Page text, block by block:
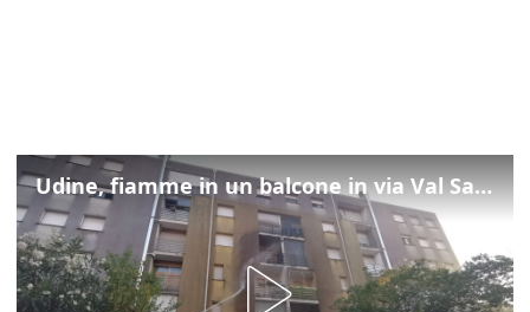
Udine, fiamme in un balcone in via Val Saisera: intervengono i pompieri